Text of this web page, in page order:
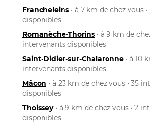
Francheleins • à 7 km de chez vous
disponibles
Romanèche-Thorins • à 9 km de
intervenants disponibles
Saint-Didier-sur-Chalaronne • à 10
intervenants disponibles
Mâcon • à 23 km de chez vous • 35
disponibles
Thoissey• à 9 km de chez vous • 2
disponibles